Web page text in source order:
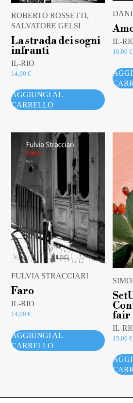
ROBERTO ROSSETTI,
SALVATORE GELSI
La strada dei sogni
infranti
IL-RIO
14,00 €
AGGIUNGI AL
CARRELLO
IL-
10,00€
FULVIA STRACCIARI
Faro
IL-RIO
14,00 €
AGGIUNGI AL
CARRELLO
fair
IL-
15,00€